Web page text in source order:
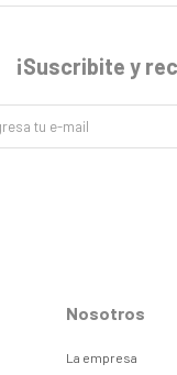
Nosotros
La empresa
¡Suscribite y